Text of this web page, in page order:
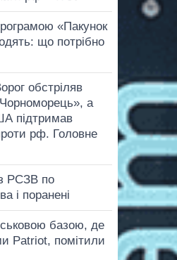
«Пакунок
що потрібно
обстріляв
а
підтримав
рф. Головне
РСЗВ по
і поранені
базою, де
Patriot, помітили